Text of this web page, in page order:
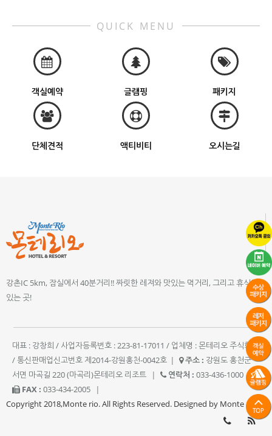
QUICK MENU
객실예약 글램핑 패키지
단체견적 액티비티 오시는길
강촌IC 5km, 잠실에서 40분거리!! 짜릿한 레져와 맛있는 먹거리, 그리고 휴식이
있는 곳!
대표 : 강창희 / 사업자등록번호 : 223-81-17011 / 업체명 : 몬테리오 주식회사
/ 통신판매업신고번호 제2014-강원홍천-0042호 | 주소 : 강원도 홍천군
서면 마곡길 220 (마곡리)몬테리오 리조트
| 연락처 : 033-436-1000
|
FAX : 033-434-2005
|
Copyright 2018,Monte rio. All Rights Reserved. Designed by Monte rio.